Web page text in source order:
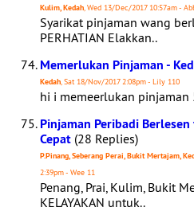
Kulim, Kedah, Wed 13/Dec/2017 10:57am -
Syarikat pinjaman wang
PERHATIAN Elakkan..
Memerlukan Pinjaman -
Kedah, Sat 18/Nov/2017 2:08pm - Lily 110
hi i memeerlukan pinjaman
Pinjaman Peribadi
Cepat (28 Replies)
P.Pinang, Seberang Perai, Bukit Mertajam,
2:39pm - Wee 11
Penang, Prai, Kulim, Bukit
KELAYAKAN untuk..